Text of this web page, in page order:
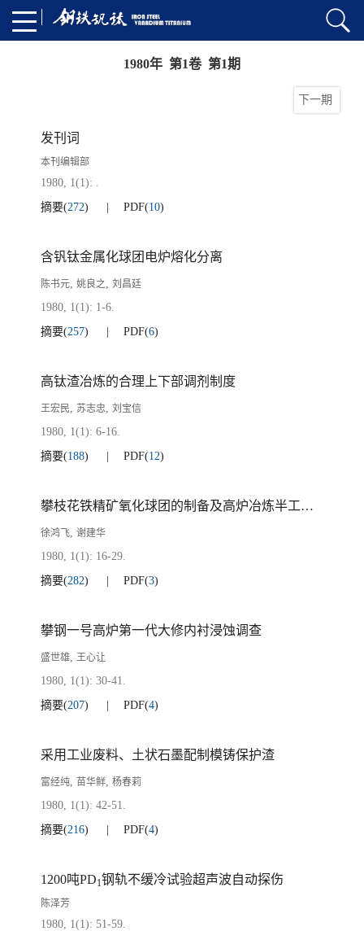
1980年 第1卷 第1期
下一期
发刊词
本刊编辑部
1980, 1(1): .
摘要(272) PDF(10)
含钒钛金属化球团电炉熔化分离
陈书元, 姚良之, 刘昌廷
1980, 1(1): 1-6.
摘要(257) PDF(6)
高钛渣冶炼的合理上下部调剂制度
王宏民, 苏志忠, 刘宝信
1980, 1(1): 6-16.
摘要(188) PDF(12)
攀枝花铁精矿氧化球团的制备及高炉冶炼半工业试验
徐鸿飞, 谢建华
1980, 1(1): 16-29.
摘要(282) PDF(3)
攀钢一号高炉第一代大修内衬浸蚀调查
盛世雄, 王心让
1980, 1(1): 30-41.
摘要(207) PDF(4)
采用工业废料、土状石墨配制模铸保护渣
富经纯, 苗华鲜, 杨春莉
1980, 1(1): 42-51.
摘要(216) PDF(4)
1200吨PD1钢轨不缓冷试验超声波自动探伤
陈泽芳
1980, 1(1): 51-59.